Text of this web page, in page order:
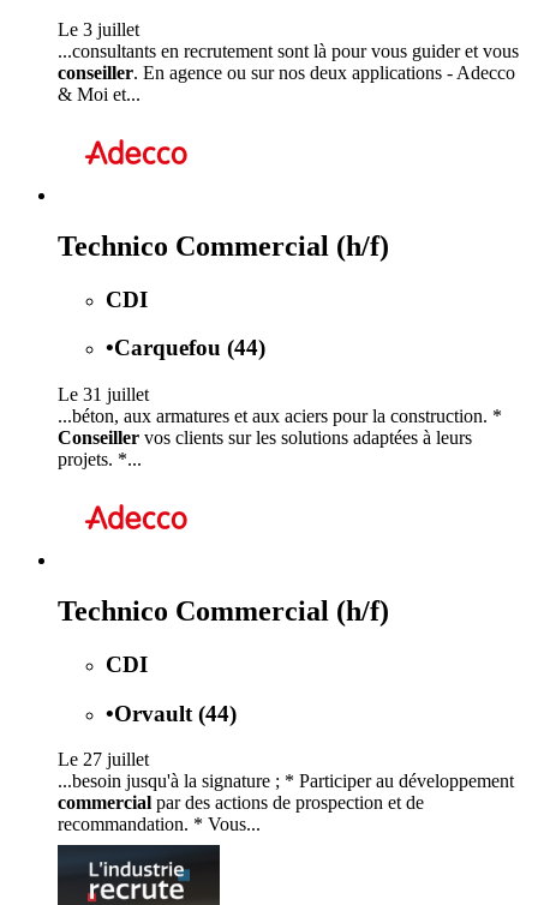
Le 3 juillet
...consultants en recrutement sont là pour vous guider et vous
conseiller. En agence ou sur nos deux applications - Adecco
& Moi et...
Technico Commercial (h/f)
CDI
•Carquefou (44)
Le 31 juillet
...béton, aux armatures et aux aciers pour la construction. *
Conseiller vos clients sur les solutions adaptées à leurs
projets. *...
Technico Commercial (h/f)
CDI
•Orvault (44)
Le 27 juillet
...besoin jusqu'à la signature ; * Participer au développement
commercial par des actions de prospection et de
recommandation. * Vous...